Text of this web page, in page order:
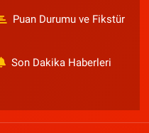
Puan Durumu ve Fikstür
Son Dakika Haberleri